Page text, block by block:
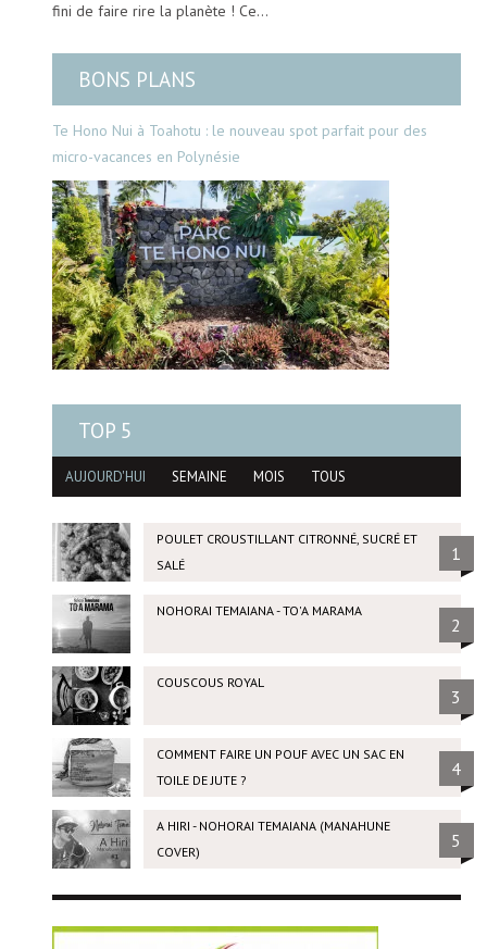
fini de faire rire la planète ! Ce…
BONS PLANS
Te Hono Nui à Toahotu : le nouveau spot parfait pour des
micro-vacances en Polynésie
TOP 5
AUJOURD'HUI SEMAINE MOIS TOUS
POULET CROUSTILLANT CITRONNÉ, SUCRÉ ET
SALÉ
1
NOHORAI TEMAIANA - TO'A MARAMA
2
COUSCOUS ROYAL
3
COMMENT FAIRE UN POUF AVEC UN SAC EN
TOILE DE JUTE ?
4
A HIRI - NOHORAI TEMAIANA (MANAHUNE
COVER)
5